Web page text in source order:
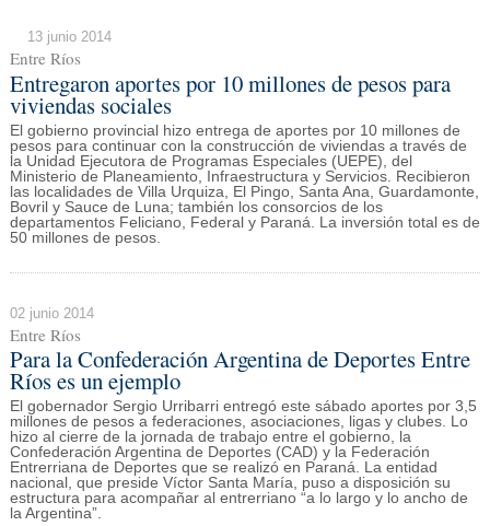
13 junio 2014
Entre Ríos
Entregaron aportes por 10 millones de pesos para
viviendas sociales
El gobierno provincial hizo entrega de aportes por 10 millones de
pesos para continuar con la construcción de viviendas a través de
la Unidad Ejecutora de Programas Especiales (UEPE), del
Ministerio de Planeamiento, Infraestructura y Servicios. Recibieron
las localidades de Villa Urquiza, El Pingo, Santa Ana, Guardamonte,
Bovril y Sauce de Luna; también los consorcios de los
departamentos Feliciano, Federal y Paraná. La inversión total es de
50 millones de pesos.
02 junio 2014
Entre Ríos
Para la Confederación Argentina de Deportes Entre
Ríos es un ejemplo
El gobernador Sergio Urribarri entregó este sábado aportes por 3,5
millones de pesos a federaciones, asociaciones, ligas y clubes. Lo
hizo al cierre de la jornada de trabajo entre el gobierno, la
Confederación Argentina de Deportes (CAD) y la Federación
Entrerriana de Deportes que se realizó en Paraná. La entidad
nacional, que preside Víctor Santa María, puso a disposición su
estructura para acompañar al entrerriano “a lo largo y lo ancho de
la Argentina”.